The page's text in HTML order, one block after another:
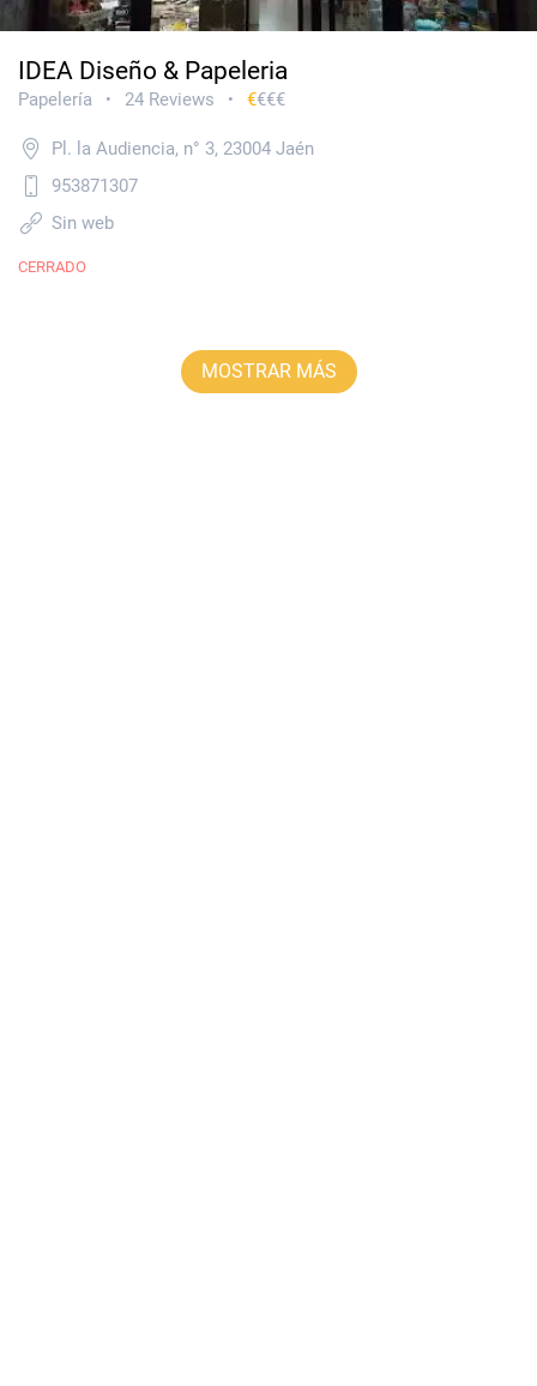
IDEA Diseño & Papeleria
Papelería • 24 Reviews • €€€€
Pl. la Audiencia, n° 3, 23004 Jaén
953871307
Sin web
CERRADO
MOSTRAR MÁS